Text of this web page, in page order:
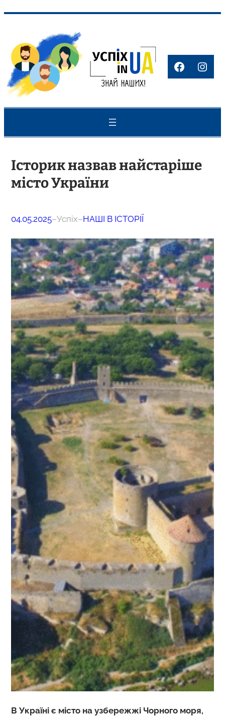
вмісту
Історик назвав найстаріше
місто України
04.05.2025–Успіх–НАШІ В ІСТОРІЇ
В Україні є місто на узбережжі Чорного моря,